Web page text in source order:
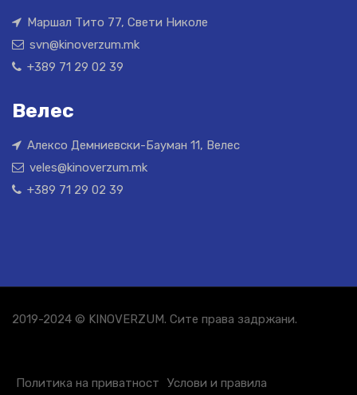
Маршал Тито 77, Свети Николе
svn@kinoverzum.mk
+389 71 29 02 39
Велес
Алексо Демниевски-Бауман 11, Велес
veles@kinoverzum.mk
+389 71 29 02 39
2019-2024 © KINOVERZUM. Сите права задржани.
Политика на приватност Услови и правила